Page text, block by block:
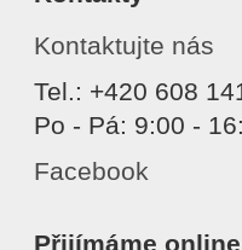
Kontaktujte nás
Tel.: +420 608
Po - Pá: 9:00 -
Facebook
Přijímáme